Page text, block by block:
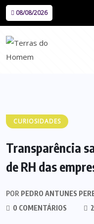
08/08/2026
CURIOSIDADES
Transparência
de RH das
POR PEDRO ANTUNES
0 COMENTÁRIOS